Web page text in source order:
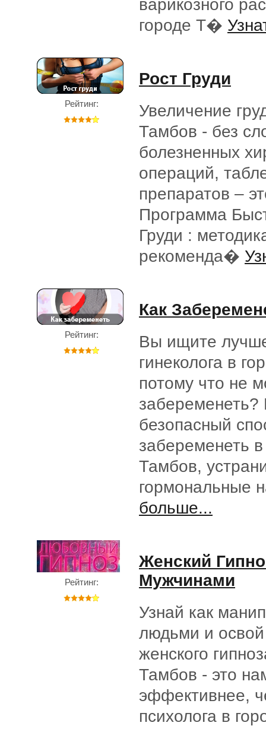
варикозного
городе Т�
Рейтинг:
Рост Груди
Увеличение
Тамбов - без
болезненных
операций,
препаратов –
Программа
Груди :
рекоменда�
Рейтинг:
Как
Вы ищите
гинеколога в
потому что не
забеременеть?
безопасный
забеременеть в
Тамбов,
гормональные
больше...
Рейтинг:
Женский
Мужчинами
Узнай как
людьми и
женского
Тамбов - это
эффективнее,
психолога в